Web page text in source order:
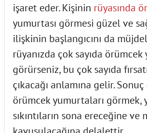
işaret eder. Kişinin rüyasında
yumurtası görmesi güzel ve
ilişkinin başlangıcını da
rüyanızda çok sayıda örümcek
görürseniz, bu çok sayıda
çıkacağı anlamına gelir.
örümcek yumurtaları görmek,
sıkıntıların sona ereceğine